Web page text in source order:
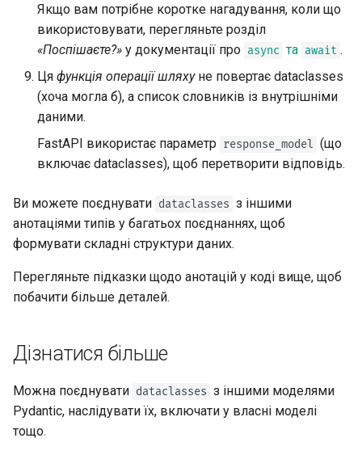
Якщо вам потрібне коротке нагадування, коли що
використовувати, перегляньте розділ
«Поспішаєте?» у документації про async та await .
Ця функція операції шляхуне повертає dataclasses
(хоча могла б), а список словників із внутрішніми
даними.
FastAPI використає параметр response_model (що
включає dataclasses), щоб перетворити відповідь.
Ви можете поєднувати dataclasses з іншими
анотаціями типів у багатьох поєднаннях, щоб
формувати складні структури даних.
Перегляньте підказки щодо анотацій у коді вище, щоб
побачити більше деталей.
Дізнатися більше
Можна поєднувати dataclasses з іншими моделями
Pydantic, наслідувати їх, включати у власні моделі
тощо.